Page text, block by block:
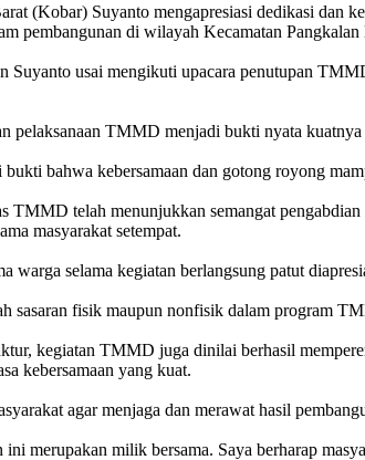
(Kobar) Suyanto mengapresiasi dedikasi dan
pembangunan di wilayah Kecamatan Pangkalan
Suyanto usai mengikuti upacara penutupan
pelaksanaan TMMD menjadi bukti nyata
bahwa kebersamaan dan gotong royong
TMMD telah menunjukkan semangat
masyarakat setempat.
warga selama kegiatan berlangsung patut
sasaran fisik maupun nonfisik dalam program
kegiatan TMMD juga dinilai berhasil
kebersamaan yang kuat.
agar menjaga dan merawat hasil
merupakan milik bersama. Saya berharap